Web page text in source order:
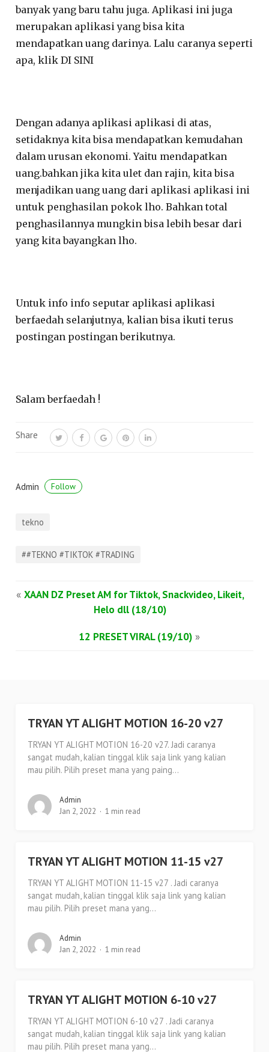
banyak yang baru tahu juga. Aplikasi ini juga
merupakan aplikasi yang bisa kita
mendapatkan uang darinya. Lalu caranya seperti
apa, klik DI SINI
Dengan adanya aplikasi aplikasi di atas,
setidaknya kita bisa mendapatkan kemudahan
dalam urusan ekonomi. Yaitu mendapatkan
uang.bahkan jika kita ulet dan rajin, kita bisa
menjadikan uang uang dari aplikasi aplikasi ini
untuk penghasilan pokok lho. Bahkan total
penghasilannya mungkin bisa lebih besar dari
yang kita bayangkan lho.
Untuk info info seputar aplikasi aplikasi
berfaedah selanjutnya, kalian bisa ikuti terus
postingan postingan berikutnya.
Salam berfaedah !
Share
Admin Follow
tekno
##TEKNO #TIKTOK #TRADING
« XAAN DZ Preset AM for Tiktok, Snackvideo, Likeit,
Helo dll (18/10)
12 PRESET VIRAL (19/10)»
TRYAN YT ALIGHT MOTION 16-20 v27
TRYAN YT ALIGHT MOTION 16-20 v27. Jadi caranya
sangat mudah, kalian tinggal klik saja link yang kalian
mau pilih. Pilih preset mana yang paing...
Admin
Jan 2, 2022
1 min read
TRYAN YT ALIGHT MOTION 11-15 v27
TRYAN YT ALIGHT MOTION 11-15 v27 . Jadi caranya
sangat mudah, kalian tinggal klik saja link yang kalian
mau pilih. Pilih preset mana yang...
Admin
Jan 2, 2022
1 min read
TRYAN YT ALIGHT MOTION 6-10 v27
TRYAN YT ALIGHT MOTION 6-10 v27 . Jadi caranya
sangat mudah, kalian tinggal klik saja link yang kalian
mau pilih. Pilih preset mana yang...